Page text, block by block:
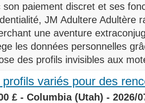
son paiement discret et ses
JM Adultere Adultère
une aventure
les données personnelles
des profils invisibles aux
profils variés pour des
£ - Columbia (Utah) - 2026/